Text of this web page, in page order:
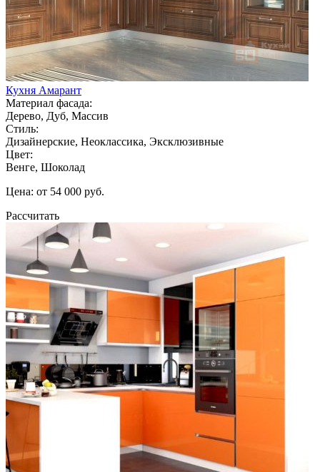
Кухня Амарант
Материал фасада:
Дерево, Дуб, Массив
Стиль:
Дизайнерские, Неоклассика, Эксклюзивные
Цвет:
Венге, Шоколад
Цена: от 54 000 руб.
Рассчитать